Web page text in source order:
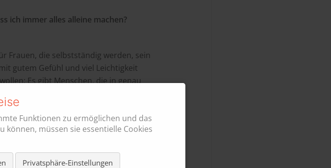
Funktionen zu ermöglichen und das
können, müssen sie essentielle Cookies
Privatsphäre-Einstellungen
ich immer alles alleine machen?
Frauen, die selbstständig werden, sein
gutem Gefühl und viel Leichtigkeit
Es gibt Menschen, die in genau
und wenn es nötig ist den ganzen
mehr weiter weißt. Sie ist für mich die
einen ganzen Tag Auszeit für dich und